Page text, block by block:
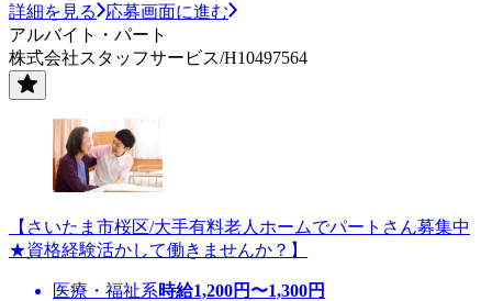
詳細を見る
応募画面に進む
アルバイト・パート
株式会社スタッフサービス/H10497564
【さいたま市桜区/大手有料老人ホームでパートさん募集中
★資格経験活かして働きませんか？】
医療・福祉系時給1,200円〜1,300円